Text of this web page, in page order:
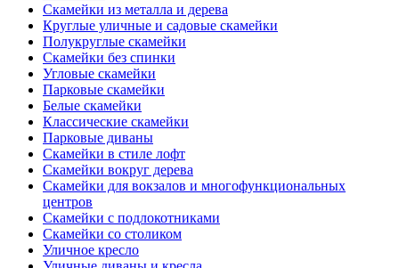
Скамейки из металла и дерева
Круглые уличные и садовые скамейки
Полукруглые скамейки
Скамейки без спинки
Угловые скамейки
Парковые скамейки
Белые скамейки
Классические скамейки
Парковые диваны
Скамейки в стиле лофт
Скамейки вокруг дерева
Скамейки для вокзалов и многофункциональных
центров
Скамейки с подлокотниками
Скамейки со столиком
Уличное кресло